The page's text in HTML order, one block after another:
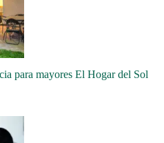
para mayores El Hogar del Sol